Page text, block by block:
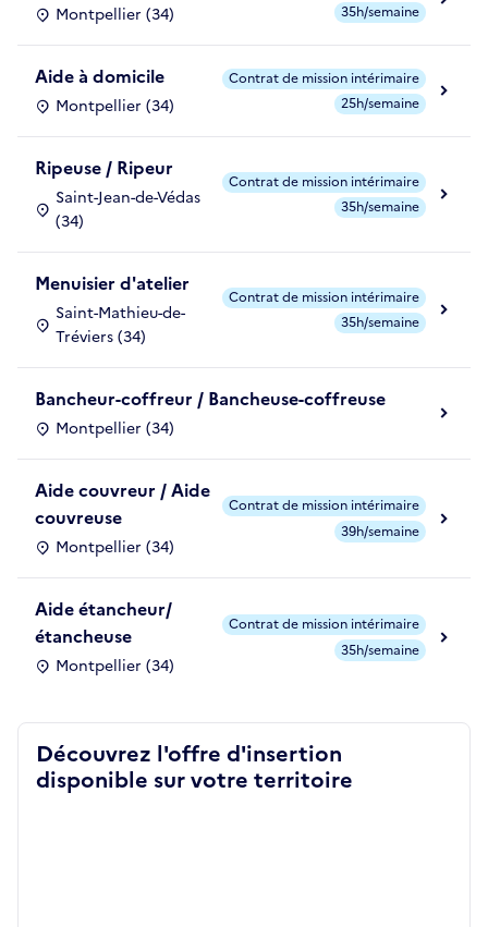
Montpellier (34)
35h/semaine
Aide à domicile
Montpellier (34)
Contrat de mission intérimaire
25h/semaine
Ripeuse / Ripeur
Saint-Jean-de-Védas
(34)
Contrat de mission intérimaire
35h/semaine
Menuisier d'atelier
Saint-Mathieu-de-
Tréviers (34)
Contrat de mission intérimaire
35h/semaine
Bancheur-coffreur / Bancheuse-coffreuse
Montpellier (34)
Aide couvreur / Aide
couvreuse
Montpellier (34)
Contrat de mission intérimaire
39h/semaine
Aide étancheur/
étancheuse
Montpellier (34)
Contrat de mission intérimaire
35h/semaine
Découvrez l'offre d'insertion
disponible sur votre territoire